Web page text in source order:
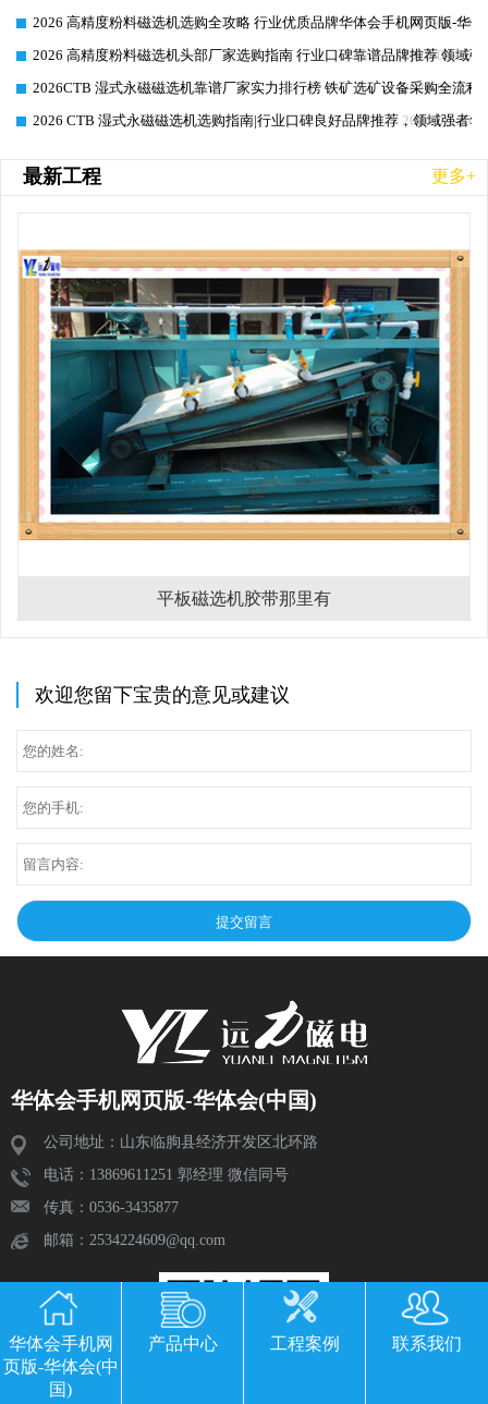
2026-06-26
2026 高精度粉料磁选机选购全攻略 行业优质品牌华体会手机网页版-华
2026-06-26
2026 高精度粉料磁选机头部厂家选购指南 行业口碑靠谱品牌推荐 领域
2026-06-25
2026CTB 湿式永磁磁选机靠谱厂家实力排行榜 铁矿选矿设备采购全流程
2026-06-25
2026 CTB 湿式永磁磁选机选购指南|行业口碑良好品牌推荐，领域强者
最新工程 更多+
平板磁选机胶带那里有
欢迎您留下宝贵的意见或建议
华体会手机网页版-华体会(中国)
公司地址：山东临朐县经济开发区北环路
电话：13869611251 郭经理 微信同号
传真：0536-3435877
邮箱：2534224609@qq.com
华体会手机网
页版-华体会(中
国)
产品中心 工程案例 联系我们